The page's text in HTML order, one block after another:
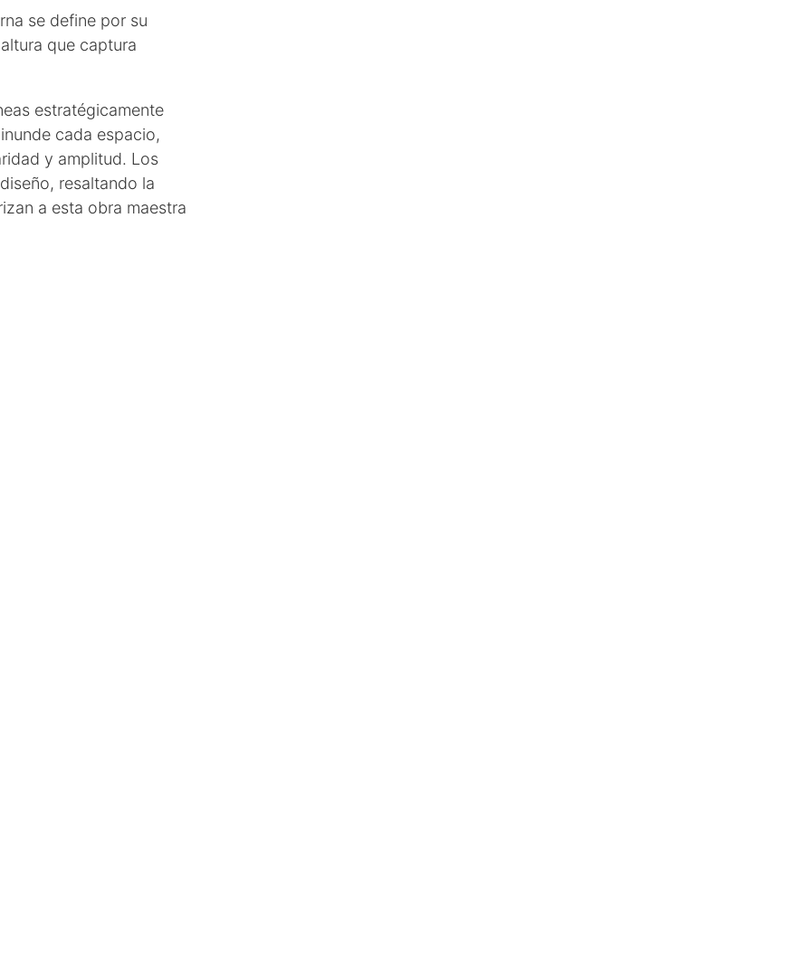
se define por su
que captura
estratégicamente
cada espacio,
y amplitud. Los
resaltando la
a esta obra maestra